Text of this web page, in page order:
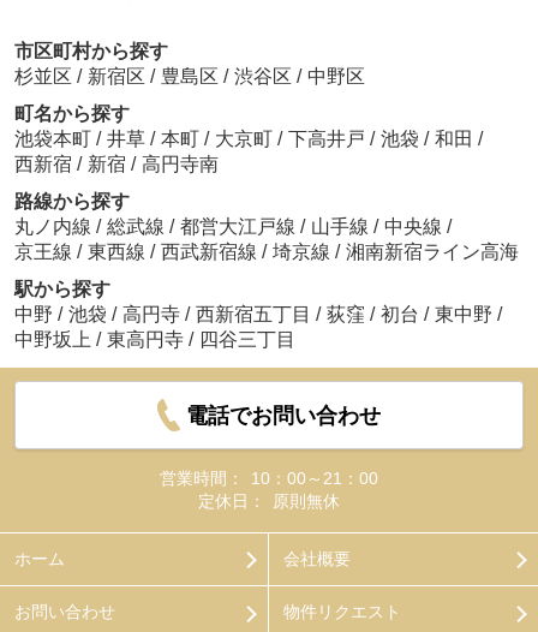
市区町村から探す
杉並区 / 新宿区 / 豊島区 / 渋谷区 / 中野区
町名から探す
池袋本町 / 井草 / 本町 / 大京町 / 下高井戸 / 池袋 / 和田 /
西新宿 / 新宿 / 高円寺南
路線から探す
丸ノ内線 / 総武線 / 都営大江戸線 / 山手線 / 中央線 /
京王線 / 東西線 / 西武新宿線 / 埼京線 / 湘南新宿ライン高海
駅から探す
中野 / 池袋 / 高円寺 / 西新宿五丁目 / 荻窪 / 初台 / 東中野 /
中野坂上 / 東高円寺 / 四谷三丁目
電話でお問い合わせ
営業時間：
10：00～21：00
定休日：
原則無休
ホーム 会社概要
お問い合わせ 物件リクエスト